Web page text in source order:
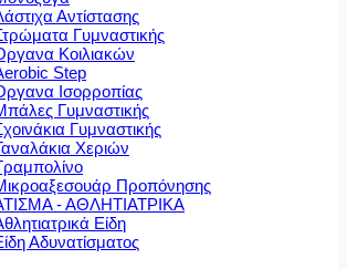
Αντίστασης
Γυμναστικής
Κοιλιακών
Step
Ισορροπίας
Γυμναστικής
Γυμναστικής
Χεριών
Προπόνησης
- ΑΘΛΗΤΙΑΤΡΙΚΑ
Είδη
Αδυνατίσματος